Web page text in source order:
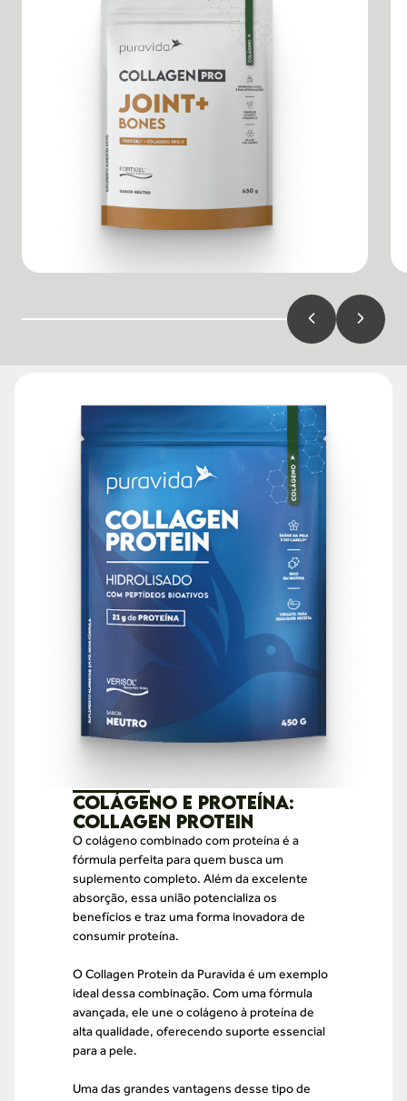
Colágeno e Proteína:
Collagen Protein
O colágeno combinado com proteína é a
fórmula perfeita para quem busca um
suplemento completo. Além da excelente
absorção, essa união potencializa os
benefícios e traz uma forma inovadora de
consumir proteína.
O Collagen Protein da Puravida é um exemplo
ideal dessa combinação. Com uma fórmula
avançada, ele une o colágeno à proteína de
alta qualidade, oferecendo suporte essencial
para a pele.
Uma das grandes vantagens desse tipo de